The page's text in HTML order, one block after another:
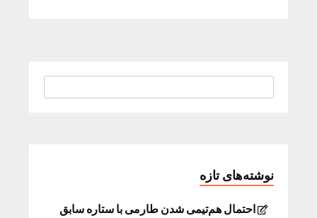
نوشته‌های تازه
احتمال هم‌تیمی شدن طارمی با ستاره سابق